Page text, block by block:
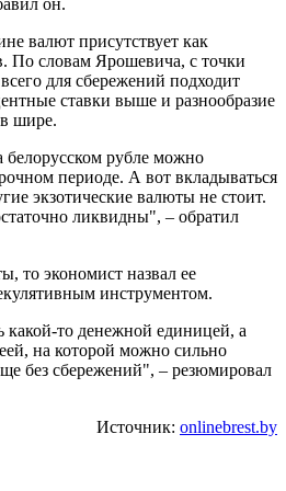
он.
валют присутствует как
По словам Ярошевича, с точки
для сбережений подходит
ставки выше и разнообразие
шире.
белорусском рубле можно
периоде. А вот вкладываться
экзотические валюты не стоит.
ликвидны", – обратил
то экономист назвал ее
инструментом.
какой-то денежной единицей, а
на которой можно сильно
без сбережений", – резюмировал
Источник: onlinebrest.by